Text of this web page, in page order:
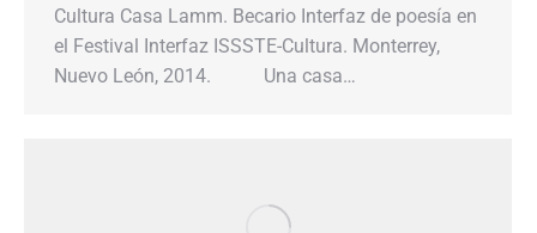
Cultura Casa Lamm. Becario Interfaz de poesía en
el Festival Interfaz ISSSTE-Cultura. Monterrey,
Nuevo León, 2014. Una casa…